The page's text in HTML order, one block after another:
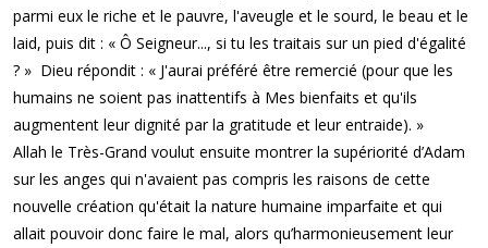
parmi eux le riche et le pauvre, l'aveugle et le sourd, le beau et le
laid, puis dit : « Ô Seigneur..., si tu les traitais sur un pied d'égalité
? » Dieu répondit : « J'aurai préféré être remercié (pour que les
humains ne soient pas inattentifs à Mes bienfaits et qu'ils
augmentent leur dignité par la gratitude et leur entraide). »
Allah le Très-Grand voulut ensuite montrer la supériorité d’Adam
sur les anges qui n'avaient pas compris les raisons de cette
nouvelle création qu'était la nature humaine imparfaite et qui
allait pouvoir donc faire le mal, alors qu’harmonieusement leur